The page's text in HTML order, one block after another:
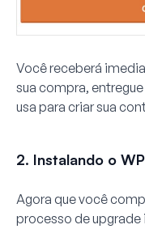
Você receberá
sua compra,
usa para criar sua
2. Instalando o
Agora que você
processo de upgrade